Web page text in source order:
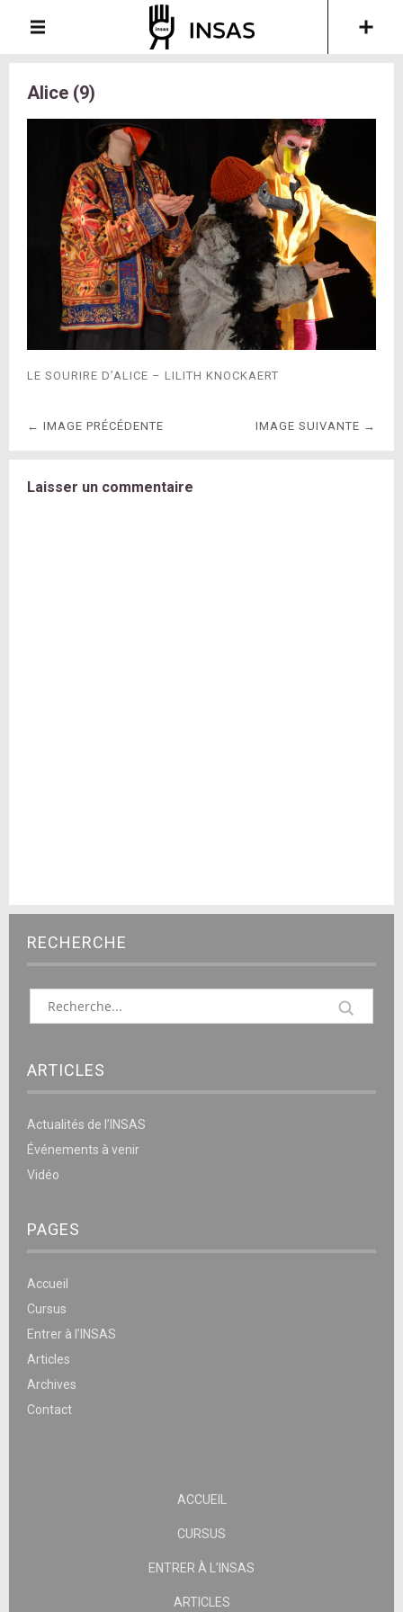
Alice (9)
LE SOURIRE D’ALICE – LILITH KNOCKAERT
← IMAGE PRÉCÉDENTE IMAGE SUIVANTE →
Laisser un commentaire
RECHERCHE
ARTICLES
Actualités de l’INSAS
Événements à venir
Vidéo
PAGES
Accueil
Cursus
Entrer à l’INSAS
Articles
Archives
Contact
ACCUEIL
CURSUS
ENTRER À L’INSAS
ARTICLES